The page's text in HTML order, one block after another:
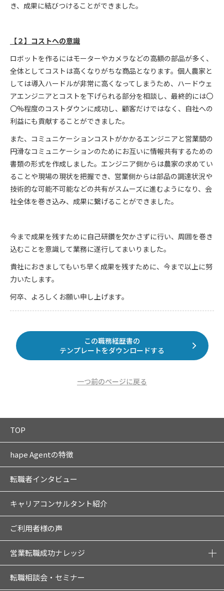
き、成果に結びつけることができました。
【２】コストへの意識
ロボットを作るにはモーターやカメラなどの高額の部品が多く、
全体としてコストは高くなりがちな商品となります。個人農家と
しては導入ハードルが非常に高くなってしまうため、ハードウェ
アエンジニアとコストを下げられる部分を相談し、最終的には〇
〇%程度のコストダウンに成功し、顧客だけではなく、自社への
利益にも貢献することができました。
また、コミュニケーションコストがかかるエンジニアと営業間の
円滑なコミュニケーションのためにお互いに情報共有するための
書類の形式を作成しました。エンジニア側からは農家の求めてい
ることや現場の現状を把握でき、営業側からは部品の調達状況や
技術的な可能不可能などの共有がスムーズに進むようになり、会
社全体を巻き込み、成果に繋げることができました。
今まで成果を残すために自己研鑽を欠かさずに行い、周囲を巻き
込むことを意識して業務に遂行してまいりました。
貴社におきましてもいち早く成果を残すために、今まで以上に努
力いたします。
何卒、よろしくお願い申し上げます。
この職務経歴書の
テンプレートをダウンロードする
一つ前のページに戻る
TOP
hape Agentの特徴
転職者インタビュー
キャリアコンサルタント紹介
ご利用者様の声
営業転職成功ナレッジ
転職相談会・セミナー